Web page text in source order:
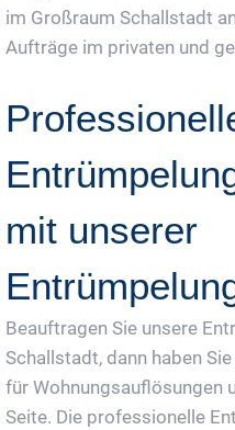
im Großraum Schallstadt
Aufträge im privaten und
mit unserer
Beauftragen Sie unsere
Schallstadt, dann haben
für Wohnungsauflösungen
Seite. Die professionelle